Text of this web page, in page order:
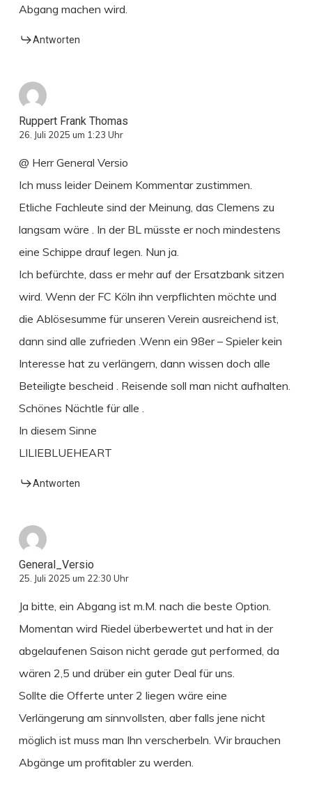
Abgang machen wird.
Antworten
Ruppert Frank Thomas
26. Juli 2025 um 1:23 Uhr
@ Herr General Versio
Ich muss leider Deinem Kommentar zustimmen.
Etliche Fachleute sind der Meinung, das Clemens zu
langsam wäre . In der BL müsste er noch mindestens
eine Schippe drauf legen. Nun ja.
Ich befürchte, dass er mehr auf der Ersatzbank sitzen
wird. Wenn der FC Köln ihn verpflichten möchte und
die Ablösesumme für unseren Verein ausreichend ist,
dann sind alle zufrieden .Wenn ein 98er – Spieler kein
Interesse hat zu verlängern, dann wissen doch alle
Beteiligte bescheid . Reisende soll man nicht aufhalten.
Schönes Nächtle für alle .
In diesem Sinne
LILIEBLUEHEART
Antworten
General_Versio
25. Juli 2025 um 22:30 Uhr
Ja bitte, ein Abgang ist m.M. nach die beste Option.
Momentan wird Riedel überbewertet und hat in der
abgelaufenen Saison nicht gerade gut performed, da
wären 2,5 und drüber ein guter Deal für uns.
Sollte die Offerte unter 2 liegen wäre eine
Verlängerung am sinnvollsten, aber falls jene nicht
möglich ist muss man Ihn verscherbeln. Wir brauchen
Abgänge um profitabler zu werden.